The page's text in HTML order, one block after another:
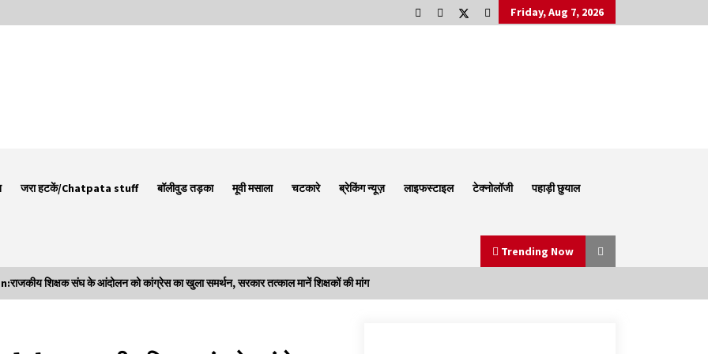
Friday, Aug 7, 2026
जरा हटकें/Chatpata stuff बॉलीवुड तड़का मूवी मसाला चटकारे ब्रेकिंग न्यूज़ लाइफस्टाइल टेक्नोलॉजी पहाड़ी छुयाल
Trending Now
शिक्षक संघ के आंदोलन को कांग्रेस का खुला समर्थन, सरकार तत्काल मानें शिक्षकों की मांग